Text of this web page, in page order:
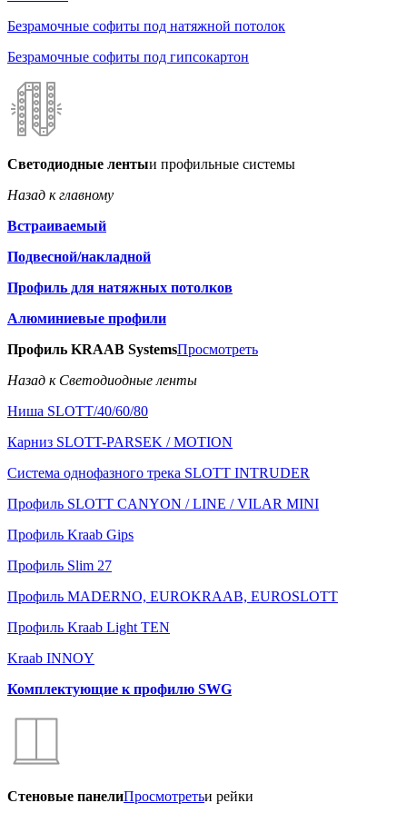
Безрамочные софиты под натяжной потолок
Безрамочные софиты под гипсокартон
Светодиодные лентыи профильные системы
Назад к главному
Встраиваемый
Подвесной/накладной
Профиль для натяжных потолков
Алюминиевые профили
Профиль KRAAB SystemsПросмотреть
Назад к Светодиодные ленты
Ниша SLOTT/40/60/80
Карниз SLOTT-PARSEK / MOTION
Система однофазного трека SLOTT INTRUDER
Профиль SLOTT CANYON / LINE / VILAR MINI
Профиль Kraab Gips
Профиль Slim 27
Профиль MADERNO, EUROKRAAB, EUROSLOTT
Профиль Kraab Light TEN
Kraab INNOY
Комплектующие к профилю SWG
Стеновые панелиПросмотретьи рейки